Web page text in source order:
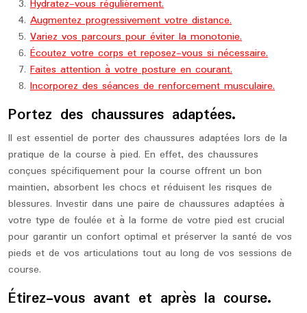
Hydratez-vous régulièrement.
Augmentez progressivement votre distance.
Variez vos parcours pour éviter la monotonie.
Écoutez votre corps et reposez-vous si nécessaire.
Faites attention à votre posture en courant.
Incorporez des séances de renforcement musculaire.
Portez des chaussures adaptées.
Il est essentiel de porter des chaussures adaptées lors de la
pratique de la course à pied. En effet, des chaussures
conçues spécifiquement pour la course offrent un bon
maintien, absorbent les chocs et réduisent les risques de
blessures. Investir dans une paire de chaussures adaptées à
votre type de foulée et à la forme de votre pied est crucial
pour garantir un confort optimal et préserver la santé de vos
pieds et de vos articulations tout au long de vos sessions de
course.
Étirez-vous avant et après la course.